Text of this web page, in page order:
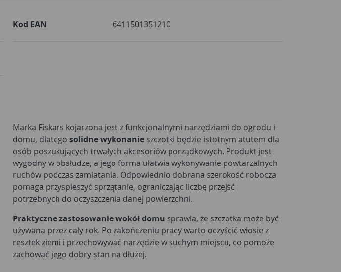
Kod EAN 6411501351210
Marka Fiskars kojarzona jest z funkcjonalnymi narzędziami do ogrodu i
domu, dlatego solidne wykonanie szczotki będzie istotnym atutem dla
osób poszukujących trwałych akcesoriów porządkowych. Produkt jest
wygodny w obsłudze, a jego forma ułatwia wykonywanie powtarzalnych
ruchów podczas zamiatania. Odpowiednio dobrana szerokość robocza
pomaga przyspieszyć sprzątanie, ograniczając liczbę przejść
potrzebnych do oczyszczenia danej powierzchni.
Praktyczne zastosowanie wokół domu sprawia, że szczotka może być
używana przez cały rok. Po zakończeniu pracy warto oczyścić włosie z
resztek ziemi i przechowywać narzędzie w suchym miejscu, co pomoże
zachować jego dobry stan na dłużej.